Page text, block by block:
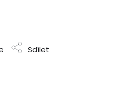
Sdílet